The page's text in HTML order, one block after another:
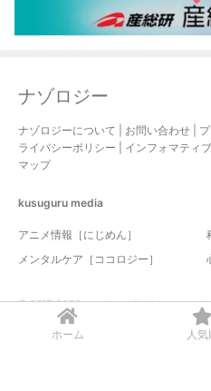
ホーム 人気
ナゾロジー
ナゾロジーについて お問い合わせ
ライバシーポリシー
インフォマティ
マップ
kusuguru media
アニメ情報［にじめん］
メンタルケア［ココロジー］
© 2017-2026 nazology. all rights reserved.